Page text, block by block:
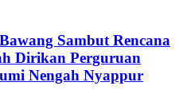
Sambut Rencana
Dirikan Perguruan
Nengah Nyappur